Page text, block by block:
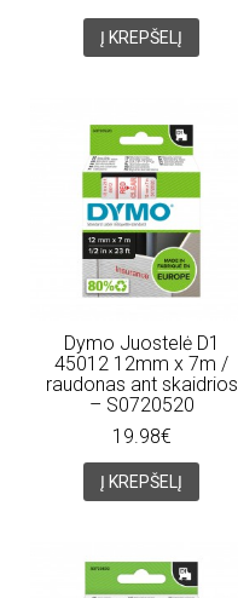
Į KREPŠELĮ
Dymo Juostelė D1
45012 12mm x 7m /
raudonas ant skaidrios
– S0720520
19.98€
Į KREPŠELĮ